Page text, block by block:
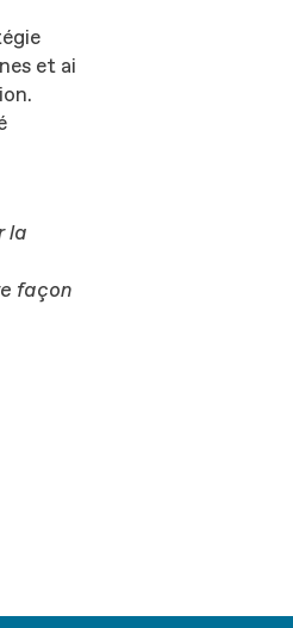
et ai
la
façon